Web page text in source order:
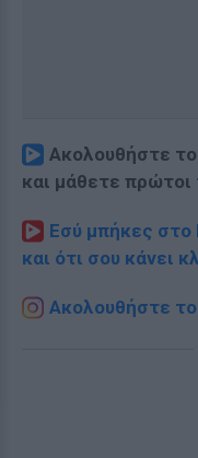
Ακολουθήστε
και μάθετε πρώτοι
Εσύ μπήκες στο
και ότι σου κάνει
Ακολουθήστε